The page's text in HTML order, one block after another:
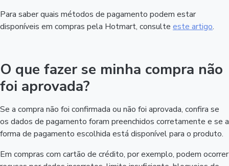
Para saber quais métodos de pagamento podem estar
disponíveis em compras pela Hotmart, consulte este artigo.
O que fazer se minha compra não
foi aprovada?
Se a compra não foi confirmada ou não foi aprovada, confira se
os dados de pagamento foram preenchidos corretamente e se a
forma de pagamento escolhida está disponível para o produto.
Em compras com cartão de crédito, por exemplo, podem ocorrer